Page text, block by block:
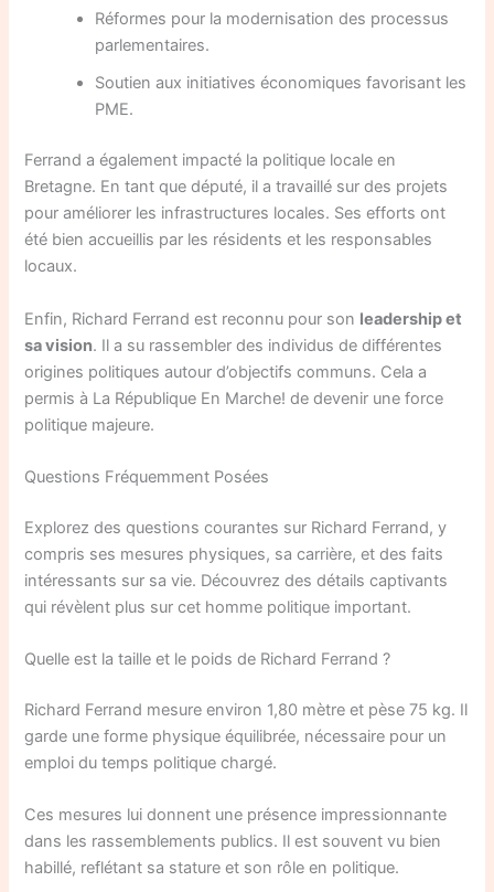
Réformes pour la modernisation des processus
parlementaires.
Soutien aux initiatives économiques favorisant les
PME.
Ferrand a également impacté la politique locale en
Bretagne. En tant que député, il a travaillé sur des projets
pour améliorer les infrastructures locales. Ses efforts ont
été bien accueillis par les résidents et les responsables
locaux.
Enfin, Richard Ferrand est reconnu pour son leadership et
sa vision. Il a su rassembler des individus de différentes
origines politiques autour d’objectifs communs. Cela a
permis à La République En Marche! de devenir une force
politique majeure.
Questions Fréquemment Posées
Explorez des questions courantes sur Richard Ferrand, y
compris ses mesures physiques, sa carrière, et des faits
intéressants sur sa vie. Découvrez des détails captivants
qui révèlent plus sur cet homme politique important.
Quelle est la taille et le poids de Richard Ferrand ?
Richard Ferrand mesure environ 1,80 mètre et pèse 75 kg. Il
garde une forme physique équilibrée, nécessaire pour un
emploi du temps politique chargé.
Ces mesures lui donnent une présence impressionnante
dans les rassemblements publics. Il est souvent vu bien
habillé, reflétant sa stature et son rôle en politique.